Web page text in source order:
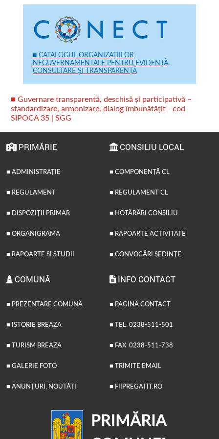
■ CATALOGUL ORGANIZAȚIILOR
NEGUVERNAMENTALE PENTRU EVIDENȚĂ,
CONSULTARE ȘI TRANSPARENȚĂ
■ Guvernare transparentă, deschisă și participativă –
standardizare, armonizare, dialog îmbunătățit - cod
SIPOCA 35 | SGG
PRIMĂRIE
■ ADMINISTRAȚIE
■ REGULAMENT
■ DISPOZIȚII PRIMAR
■ ORGANIGRAMA
■ RAPOARTE ȘI STUDII
CONSILIU LOCAL
■ COMPONENȚĂ CL
■ REGULAMENT CL
■ HOTĂRÂRI CONSILIU
■ RAPOARTE ACTIVITATE
■ CONVOCĂRI ȘEDINȚE
COMUNĂ
■ PREZENTARE COMUNĂ
■ ISTORIE BREAZA
■ TURISM BREAZA
■ GALERIE FOTO
■ ANUNȚURI, NOUTĂȚI
INFO CONTACT
■ PAGINĂ CONTACT
■ TEL: 0238-511-501
■ FAX: 0238-511-738
■ TRIMITE EMAIL
■ FIIPREGATIT.RO